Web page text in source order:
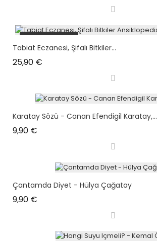
plus en stock
Tabiat Eczanesi, Şifalı Bitkiler...
25,90 €
Karatay Sözü - Canan Efendigil Karatay,...
9,90 €
Çantamda Diyet - Hülya Çağatay
9,90 €